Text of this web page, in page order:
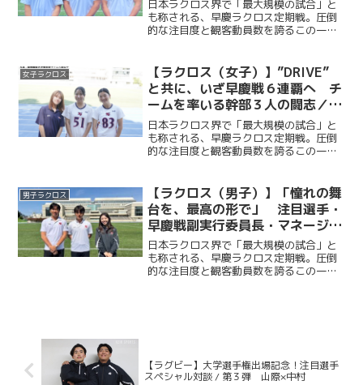
田天真×山崎将英 （主将・副将
対談）
日本ラクロス界で「最大規模の試合」と
も称される、早慶ラクロス定期戦。圧倒
的な注目度と観客動員数を誇るこの一戦
ぶ。“KING”をスローガンに掲げ、早慶戦
５連覇を目指して戦う...
女子ラクロス
【ラクロス（女子）】”DRIVE”
と共に、いざ早慶戦６連覇へ チ
ームを率いる幹部３人の闘志／早
慶戦直前特集③ 矢嶋千穂×松岡
楓恋×西遥香 （主将・副将・主
務対談）
日本ラクロス界で「最大規模の試合」と
も称される、早慶ラクロス定期戦。圧倒
的な注目度と観客動員数を誇るこの一戦
ぶ。“DRIVE”をスローガンに掲げ、早慶戦
６連覇を目指して戦...
男子ラクロス
【ラクロス（男子）】「憧れの舞
台を、最高の形で」 注目選手・
早慶戦副実行委員長・マネージャ
ーリーダーが語る早慶戦への情熱
／早慶戦直前特集② 鈴木孝人×
力石達也×高橋佑佳 （注目選
日本ラクロス界で「最大規模の試合」と
も称される、早慶ラクロス定期戦。圧倒
的な注目度と観客動員数を誇るこの一戦
【ラグビー】大学選手権出場記念！注目選手
スペシャル対談 / 第３弾 山際×中村